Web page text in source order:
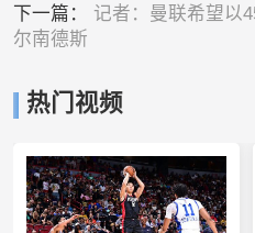
下一篇： 记者：曼联希望以
尔南德斯
热门视频